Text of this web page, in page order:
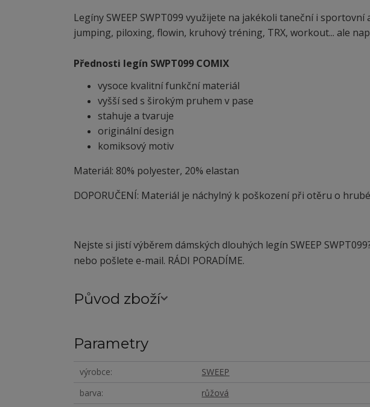
Legíny SWEEP SWPT099 využijete na jakékoli taneční i
jumping, piloxing, flowin, kruhový tréning, TRX, workout... ale
Přednosti legín SWPT099 COMIX
vysoce kvalitní funkční materiál
vyšší sed s širokým pruhem v pase
stahuje a tvaruje
originální design
komiksový motiv
Materiál: 80% polyester, 20% elastan
DOPORUČENÍ: Materiál je náchylný k poškození při otěru o
Nejste si jistí výběrem dámských dlouhých legín SWEEP
nebo pošlete e-mail. RÁDI PORADÍME.
Původ zboží
Parametry
výrobce
SWEEP
barva
růžová